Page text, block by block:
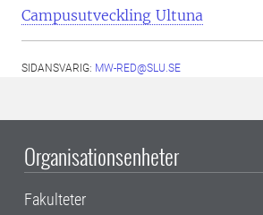
Campusutveckling Ultuna
SIDANSVARIG: MW-RED@SLU.SE
Organisationsenheter
Fakulteter